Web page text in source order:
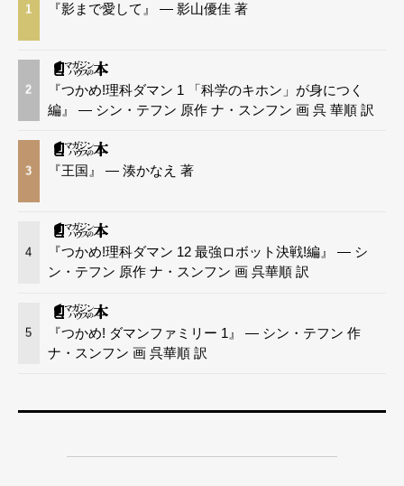
1 『影まで愛して』 — 影山優佳 著
2
『つかめ!理科ダマン 1 「科学のキホン」が身につく
編』 — シン・テフン 原作 ナ・スンフン 画 呉 華順 訳
3 『王国』 — 湊かなえ 著
4
『つかめ!理科ダマン 12 最強ロボット決戦!編』 — シ
ン・テフン 原作 ナ・スンフン 画 呉華順 訳
5
『つかめ! ダマンファミリー 1』 — シン・テフン 作
ナ・スンフン 画 呉華順 訳